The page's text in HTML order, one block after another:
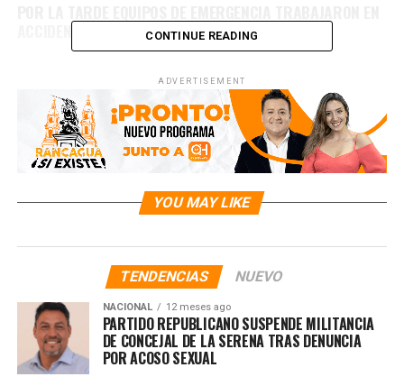
ACCIDENTE EN RUTA 5 SURCONTINUE READING
ADVERTISEMENT
YOU MAY LIKE
TENDENCIAS NUEVO
NACIONAL 12 meses ago
PARTIDO REPUBLICANO SUSPENDE MILITANCIA
DE CONCEJAL DE LA SERENA TRAS DENUNCIA
POR ACOSO SEXUAL